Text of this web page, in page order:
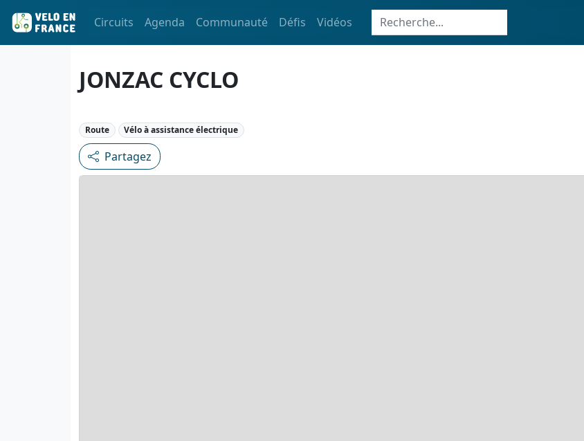
Circuits Agenda Communauté Défis Vidéos
JONZAC CYCLO
Route Vélo à assistance électrique
Partagez